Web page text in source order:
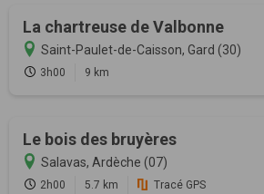
La chartreuse de Valbonne
Saint-Paulet-de-Caisson, Gard (30)
3h00 9 km
Le bois des bruyères
Salavas, Ardèche (07)
2h00 5.7 km Tracé GPS